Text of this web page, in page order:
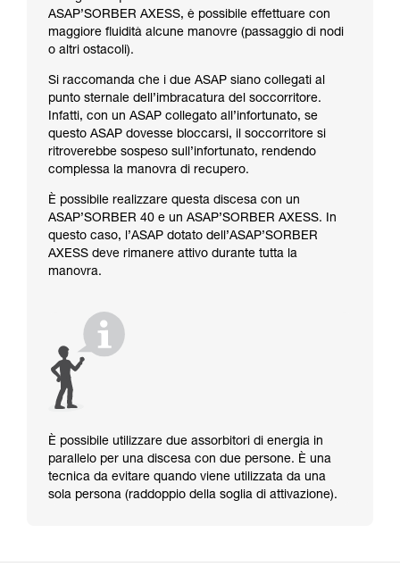
ASAP’SORBER AXESS, è possibile effettuare con
maggiore fluidità alcune manovre (passaggio di nodi
o altri ostacoli).
Si raccomanda che i due ASAP siano collegati al
punto sternale dell’imbracatura del soccorritore.
Infatti, con un ASAP collegato all’infortunato, se
questo ASAP dovesse bloccarsi, il soccorritore si
ritroverebbe sospeso sull’infortunato, rendendo
complessa la manovra di recupero.
È possibile realizzare questa discesa con un
ASAP’SORBER 40 e un ASAP’SORBER AXESS. In
questo caso, l’ASAP dotato dell’ASAP’SORBER
AXESS deve rimanere attivo durante tutta la
manovra.
È possibile utilizzare due assorbitori di energia in
parallelo per una discesa con due persone. È una
tecnica da evitare quando viene utilizzata da una
sola persona (raddoppio della soglia di attivazione).